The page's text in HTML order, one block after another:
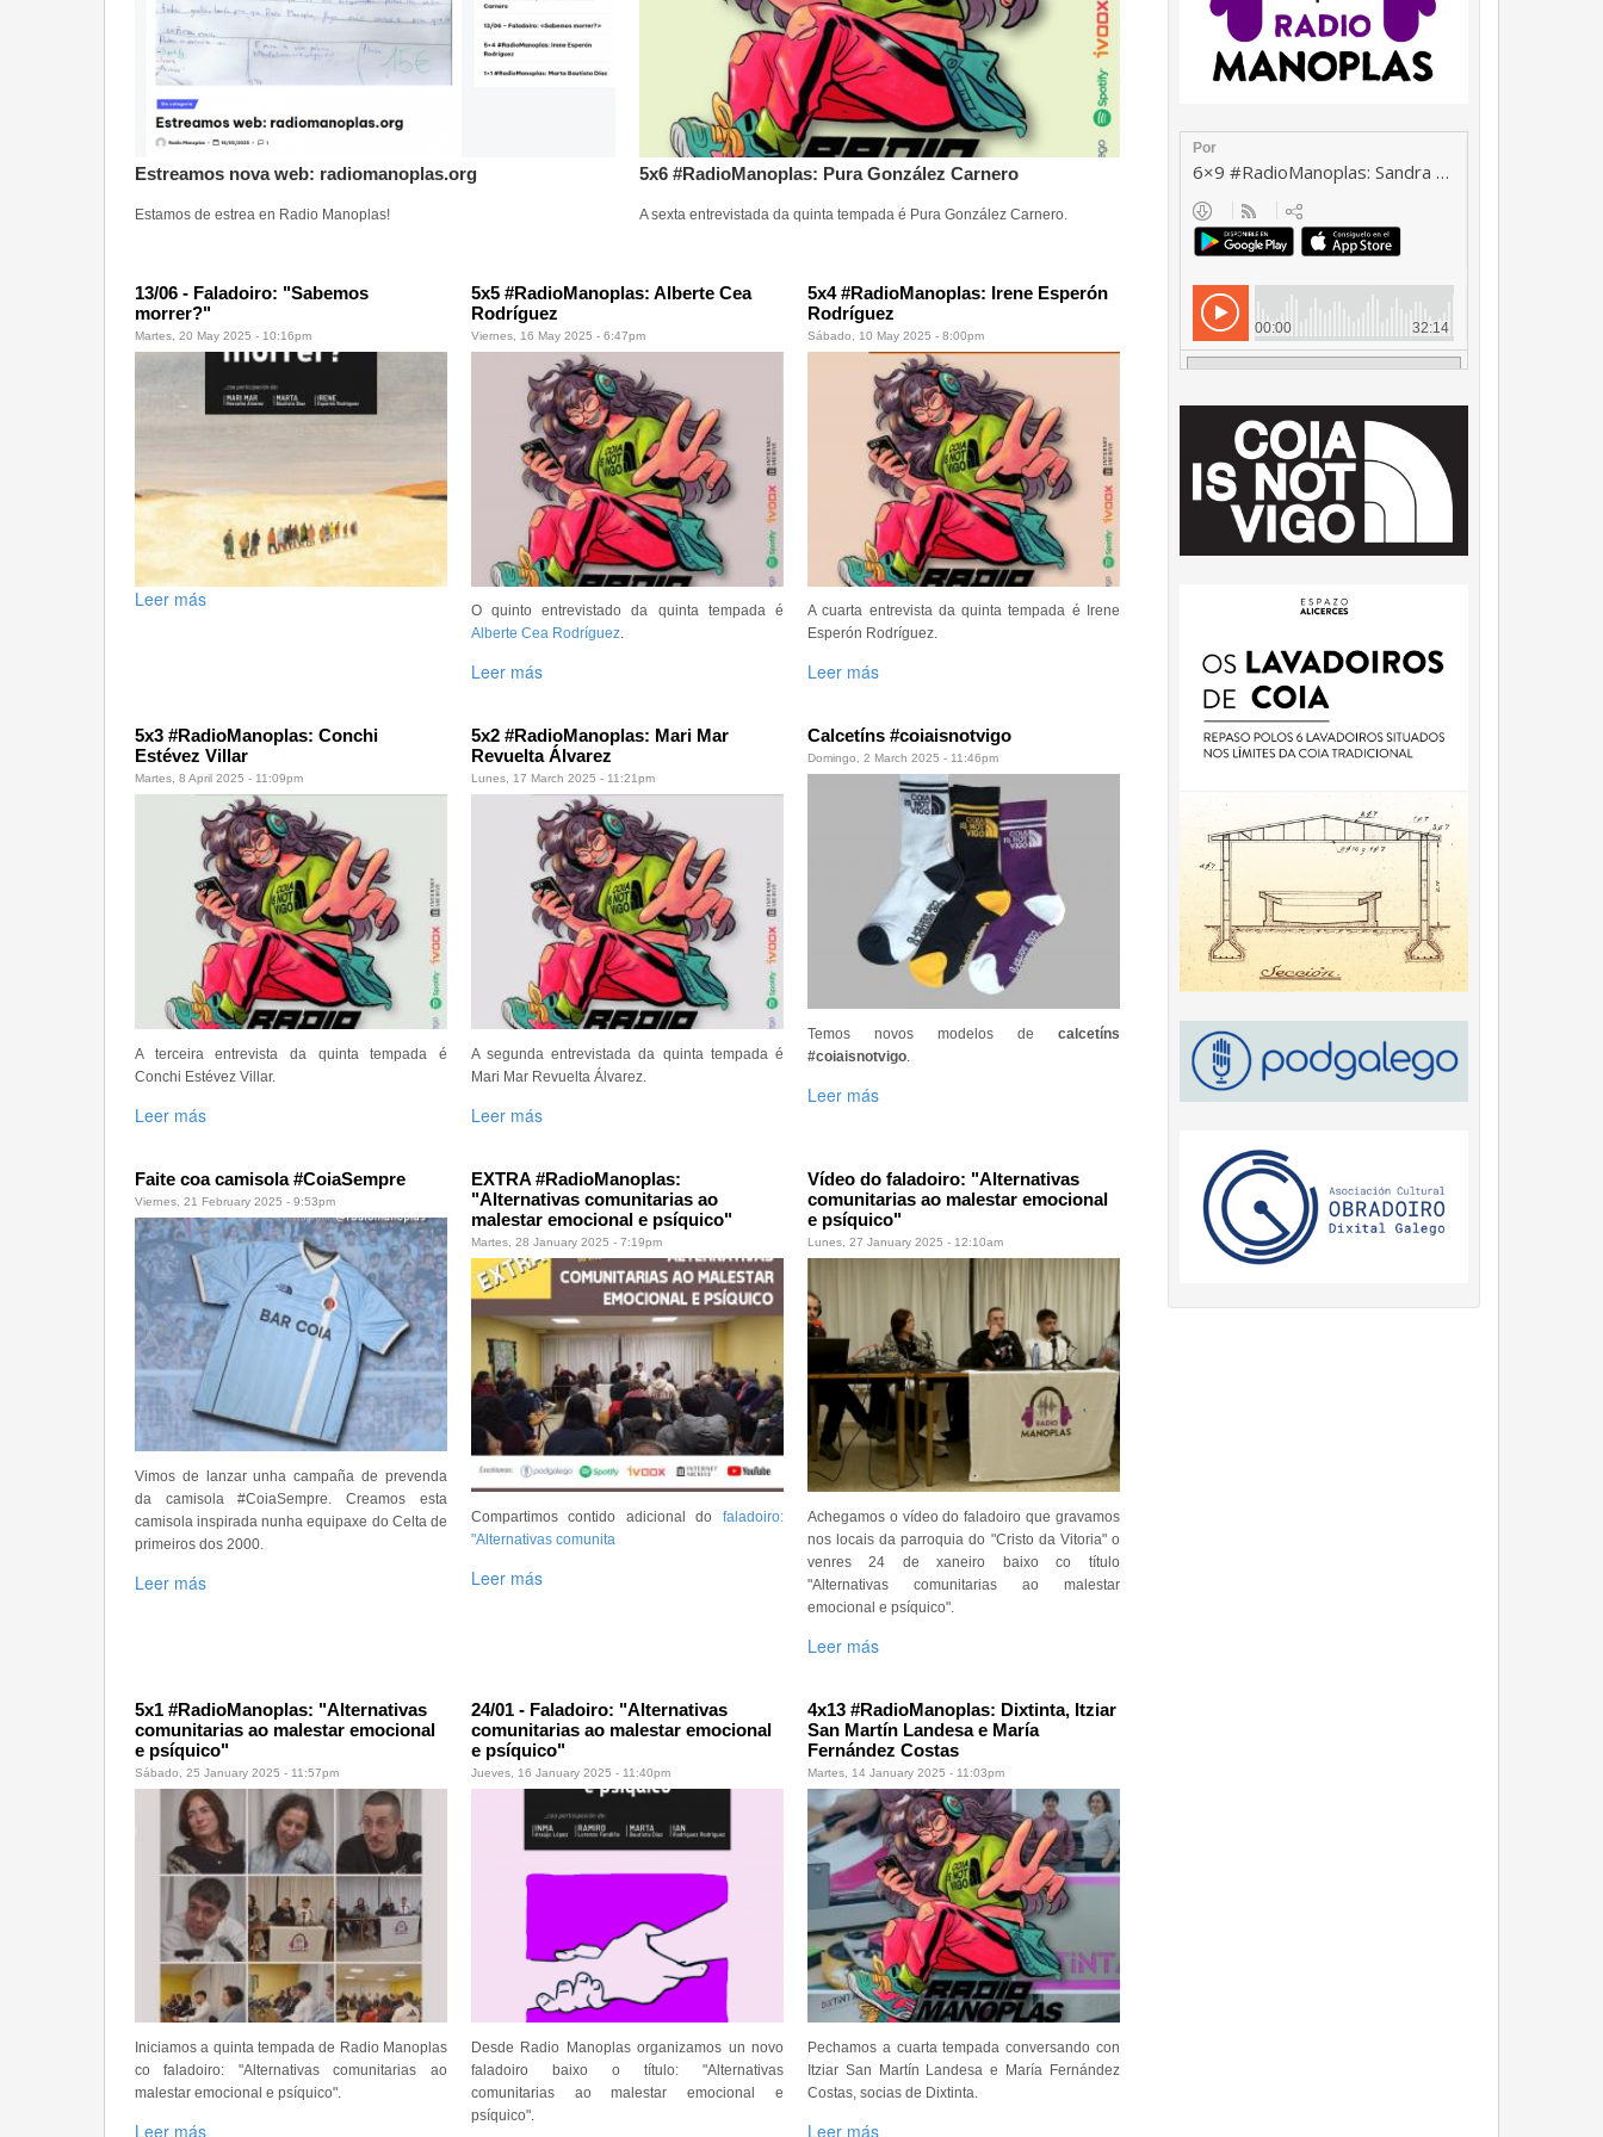
Estreamos nova web: radiomanoplas.org
Estamos de estrea en Radio Manoplas!
5x6 #RadioManoplas: Pura González Carnero
A sexta entrevistada da quinta tempada é Pura González Carnero.
13/06 - Faladoiro: "Sabemos
morrer?"
Martes, 20 May 2025 - 10:16pm
Leer más
5x5 #RadioManoplas: Alberte Cea
Rodríguez
Viernes, 16 May 2025 - 6:47pm
O quinto entrevistado da quinta tempada é
Alberte Cea Rodríguez.
Leer más
5x4 #RadioManoplas: Irene Esperón
Rodríguez
Sábado, 10 May 2025 - 8:00pm
A cuarta entrevista da quinta tempada é Irene
Esperón Rodríguez.
Leer más
5x3 #RadioManoplas: Conchi
Estévez Villar
Martes, 8 April 2025 - 11:09pm
A terceira entrevista da quinta tempada é
Conchi Estévez Villar.
Leer más
5x2 #RadioManoplas: Mari Mar
Revuelta Álvarez
Lunes, 17 March 2025 - 11:21pm
A segunda entrevistada da quinta tempada é
Mari Mar Revuelta Álvarez.
Leer más
Calcetíns #coiaisnotvigo
Domingo, 2 March 2025 - 11:46pm
Temos novos modelos de calcetíns
#coiaisnotvigo.
Leer más
Faite coa camisola #CoiaSempre
Viernes, 21 February 2025 - 9:53pm
Vimos de lanzar unha campaña de prevenda
da camisola #CoiaSempre. Creamos esta
camisola inspirada nunha equipaxe do Celta de
primeiros dos 2000.
Leer más
EXTRA #RadioManoplas:
"Alternativas comunitarias ao
malestar emocional e psíquico"
Martes, 28 January 2025 - 7:19pm
Compartimos contido adicional do faladoiro:
"Alternativas comunita
Leer más
Vídeo do faladoiro: "Alternativas
comunitarias ao malestar emocional
e psíquico"
Lunes, 27 January 2025 - 12:10am
Achegamos o vídeo do faladoiro que gravamos
nos locais da parroquia do "Cristo da Vitoria" o
venres 24 de xaneiro baixo co título
"Alternativas comunitarias ao malestar
emocional e psíquico".
Leer más
5x1 #RadioManoplas: "Alternativas
comunitarias ao malestar emocional
e psíquico"
Sábado, 25 January 2025 - 11:57pm
Iniciamos a quinta tempada de Radio Manoplas
co faladoiro: "Alternativas comunitarias ao
malestar emocional e psíquico".
Leer más
24/01 - Faladoiro: "Alternativas
comunitarias ao malestar emocional
e psíquico"
Jueves, 16 January 2025 - 11:40pm
Desde Radio Manoplas organizamos un novo
faladoiro baixo o título: "Alternativas
comunitarias ao malestar emocional e
psíquico".
4x13 #RadioManoplas: Dixtinta, Itziar
San Martín Landesa e María
Fernández Costas
Martes, 14 January 2025 - 11:03pm
Pechamos a cuarta tempada conversando con
Itziar San Martín Landesa e María Fernández
Costas, socias de Dixtinta.
Leer más